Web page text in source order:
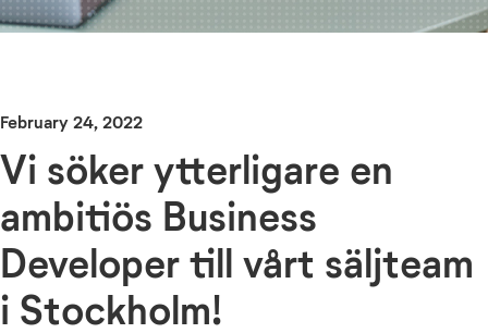
February 24, 2022
Vi söker ytterligare en
ambitiös Business
Developer till vårt säljteam
i Stockholm!